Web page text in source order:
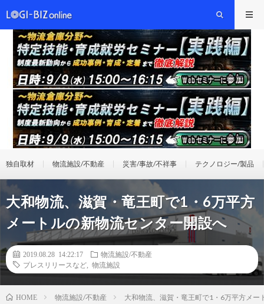
独自取材 物流施設/不動産 災害/事故/不祥事 テクノロジー/製品
大和物流、滋賀・竜王町で1・6万平方
メートルの新物流センター開設へ
2019.08.28 14:22:17
物流施設/不動産
プレスリリースなど
物流施設
HOME 物流施設/不動産 大和物流、滋賀・竜王町で1・6万平方メー